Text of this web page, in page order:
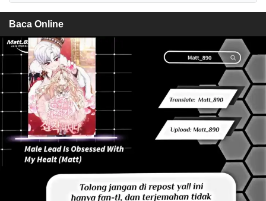
Baca Online